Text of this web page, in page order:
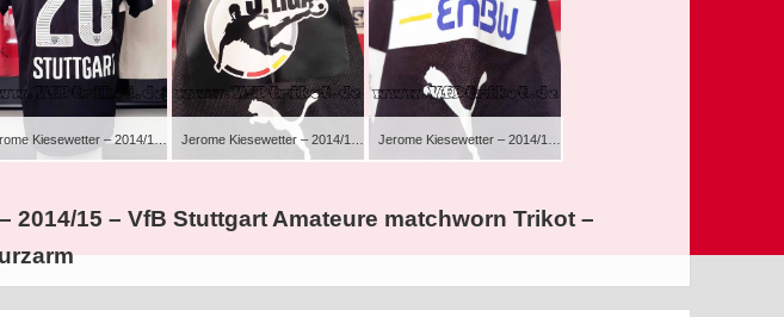
2014/15 – VfB Stuttgart Amateure matchworn Trikot –